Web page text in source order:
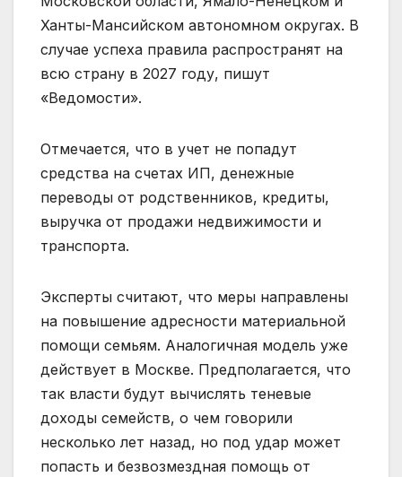
Ханты-Мансийском автономном округах. В
случае успеха правила распространят на
всю страну в 2027 году, пишут
«Ведомости».
Отмечается, что в учет не попадут
средства на счетах ИП, денежные
переводы от родственников, кредиты,
выручка от продажи недвижимости и
транспорта.
Эксперты считают, что меры направлены
на повышение адресности материальной
помощи семьям. Аналогичная модель уже
действует в Москве. Предполагается, что
так власти будут вычислять теневые
доходы семейств, о чем говорили
несколько лет назад, но под удар может
попасть и безвозмездная помощь от